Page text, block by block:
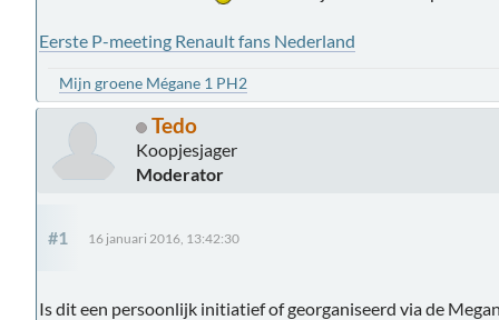
Eerste P-meeting Renault fans Nederland
Mijn groene Mégane 1 PH2
Tedo
Koopjesjager
Moderator
#1 16 januari 2016, 13:42:30
Is dit een persoonlijk initiatief of georganiseerd via de